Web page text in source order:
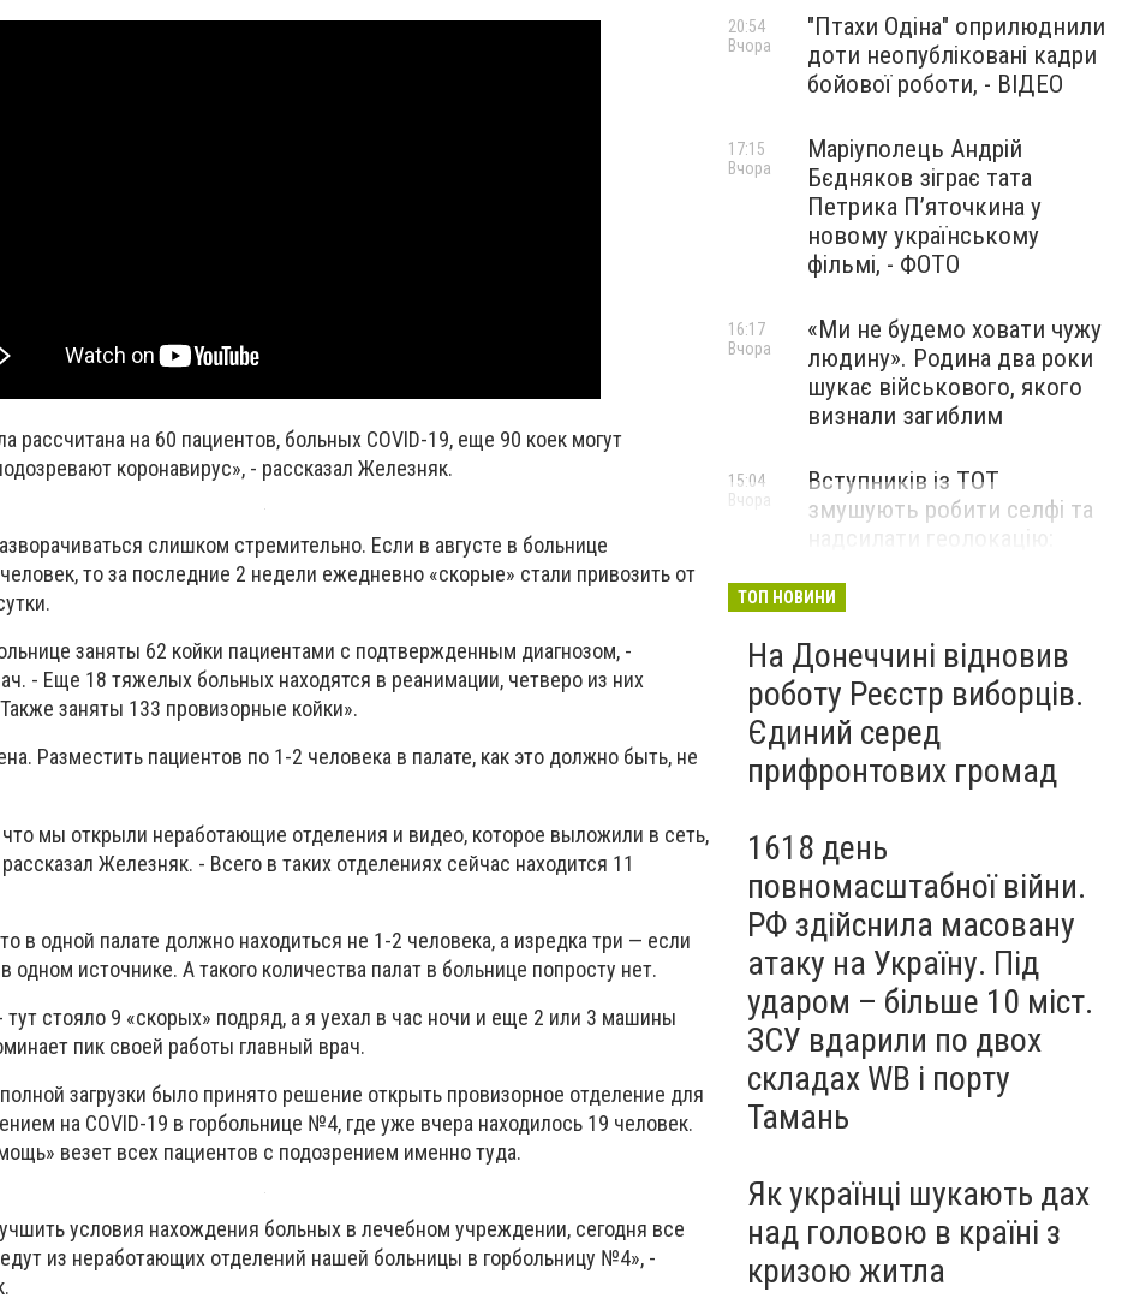
рассчитана на 60 пациентов, больных СOVID-19, еще 90 коек могут
коронавирус», - рассказал Железняк.
слишком стремительно. Если в августе в больнице
то за последние 2 недели ежедневно «скорые» стали привозить от
заняты 62 койки пациентами с подтвержденным диагнозом, -
- Еще 18 тяжелых больных находятся в реанимации, четверо из них
заняты 133 провизорные койки».
Разместить пациентов по 1-2 человека в палате, как это должно быть, не
мы открыли неработающие отделения и видео, которое выложили в сеть,
Железняк. - Всего в таких отделениях сейчас находится 11
в одной палате должно находиться не 1-2 человека, а изредка три — если
одном источнике. А такого количества палат в больнице попросту нет.
тут стояло 9 «скорых» подряд, а я уехал в час ночи и еще 2 или 3 машины
пик своей работы главный врач.
загрузки было принято решение открыть провизорное отделение для
на СOVID-19 в горбольнице №4, где уже вчера находилось 19 человек.
везет всех пациентов с подозрением именно туда.
условия нахождения больных в лечебном учреждении, сегодня все
из неработающих отделений нашей больницы в горбольницу №4», -
"Птахи Одіна" оприлюднили
доти неопубліковані кадри
бойової роботи, - ВІДЕО
20:54
Вчора
Маріуполець Андрій
Бєдняков зіграє тата
Петрика П’яточкина у
новому українському
фільмі, - ФОТО
17:15
Вчора
«Ми не будемо ховати чужу
людину». Родина два роки
шукає військового, якого
визнали загиблим
16:17
Вчора
Вступників із ТОТ
змушують робити селфі та
до МОН
15:04
Вчора
ТОП НОВИНИ
На Донеччині відновив
роботу Реєстр виборців.
Єдиний серед
прифронтових громад
1618 день
повномасштабної війни.
РФ здійснила масовану
атаку на Україну. Під
ударом – більше 10 міст.
ЗСУ вдарили по двох
складах WB і порту
Тамань
Як українці шукають дах
над головою в країні з
кризою житла